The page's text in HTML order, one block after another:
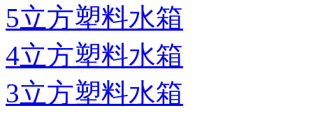
5立方塑料水箱
4立方塑料水箱
3立方塑料水箱